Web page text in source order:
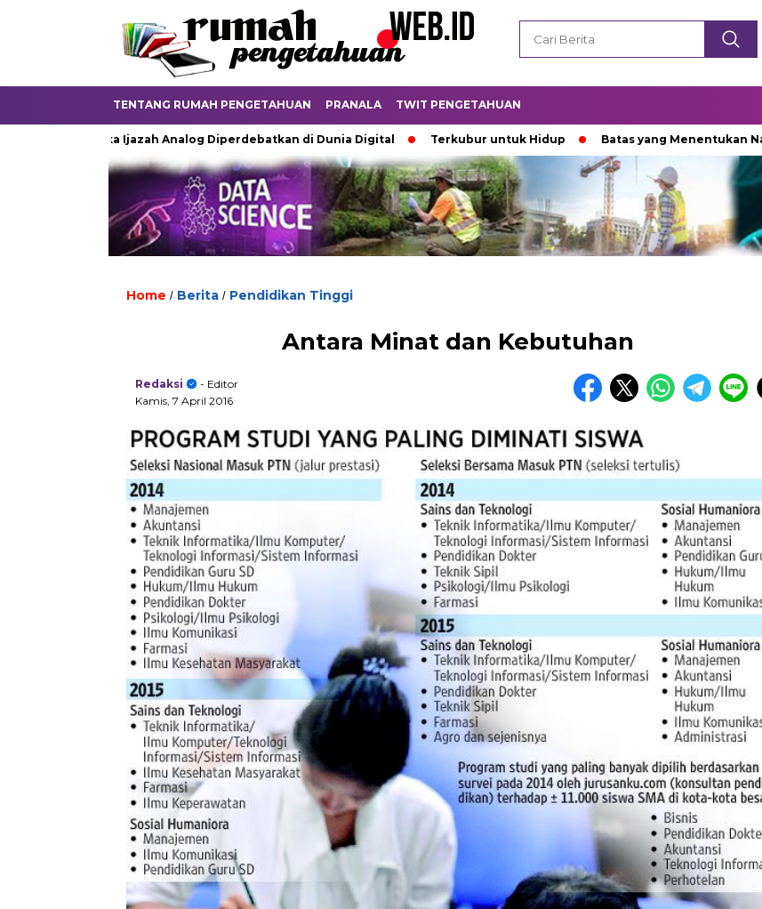
TENTANG RUMAH PENGETAHUAN PRANALA TWIT PENGETAHUAN
Ketika Ijazah Analog Diperdebatkan di Dunia Digital Terkubur untuk Hidup Batas yang Menentukan Nasib
Home / Berita / Pendidikan Tinggi
Antara Minat dan Kebutuhan
Redaksi
- Editor
Kamis, 7 April 2016